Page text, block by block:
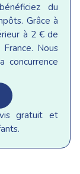
du
Grâce à
à 2 € de
Nous
concurrence
gratuit et